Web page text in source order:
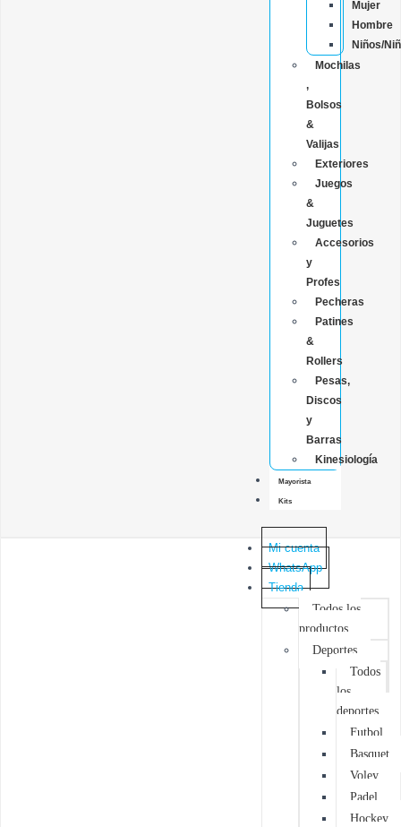
Mujer
Hombre
Niños/
Mochilas
,
Bolsos
&
Valijas
Exteriores
Juegos
&
Juguetes
Accesorios
y
Profes
Pecheras
Patines
&
Rollers
Pesas,
Discos
y
Barras
Kinesiología
Mayorista
Kits
Mi cuenta
WhatsApp
Tienda
Todos los
productos
Deportes
Todos
los
deportes
Futbol
Basquet
Voley
Padel
Hockey